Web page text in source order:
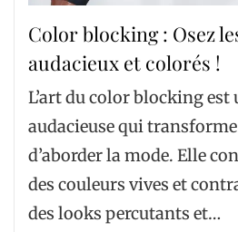
Color blocking : Osez
audacieux et colorés !
L’art du color blocking est
audacieuse qui
d’aborder la mode. Elle
des couleurs vives et
des looks percutants et…